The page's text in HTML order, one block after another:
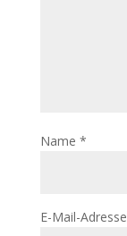
Name *
E-Mail-Adresse